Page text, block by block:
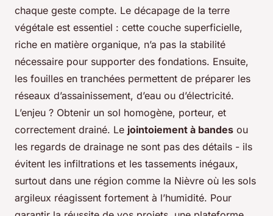
chaque geste compte. Le décapage de la terre
végétale est essentiel : cette couche superficielle,
riche en matière organique, n’a pas la stabilité
nécessaire pour supporter des fondations. Ensuite,
les fouilles en tranchées permettent de préparer les
réseaux d’assainissement, d’eau ou d’électricité.
L’enjeu ? Obtenir un sol homogène, porteur, et
correctement drainé. Le jointoiement à bandes ou
les regards de drainage ne sont pas des détails - ils
évitent les infiltrations et les tassements inégaux,
surtout dans une région comme la Nièvre où les sols
argileux réagissent fortement à l’humidité. Pour